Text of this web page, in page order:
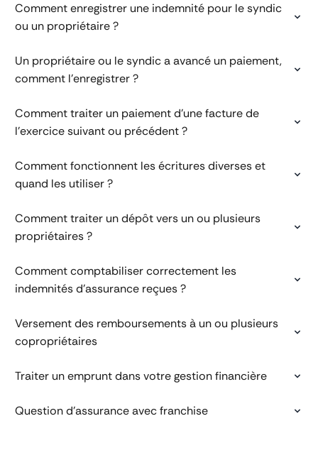
Comment enregistrer une indemnité pour le syndic
ou un propriétaire ?
Un propriétaire ou le syndic a avancé un paiement,
comment l'enregistrer ?
Comment traiter un paiement d'une facture de
l'exercice suivant ou précédent ?
Comment fonctionnent les écritures diverses et
quand les utiliser ?
Comment traiter un dépôt vers un ou plusieurs
propriétaires ?
Comment comptabiliser correctement les
indemnités d’assurance reçues ?
Versement des remboursements à un ou plusieurs
copropriétaires
Traiter un emprunt dans votre gestion financière
Question d'assurance avec franchise